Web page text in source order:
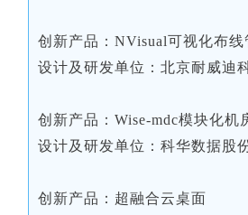
创新产品：NVisual可视化布线
设计及研发单位：北京耐威迪
创新产品：Wise-mdc模块化机
设计及研发单位：科华数据股
创新产品：超融合云桌面